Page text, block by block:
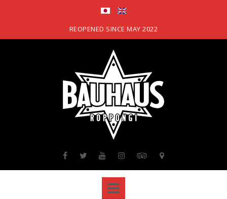
REOPENED SINCE MAY 2022